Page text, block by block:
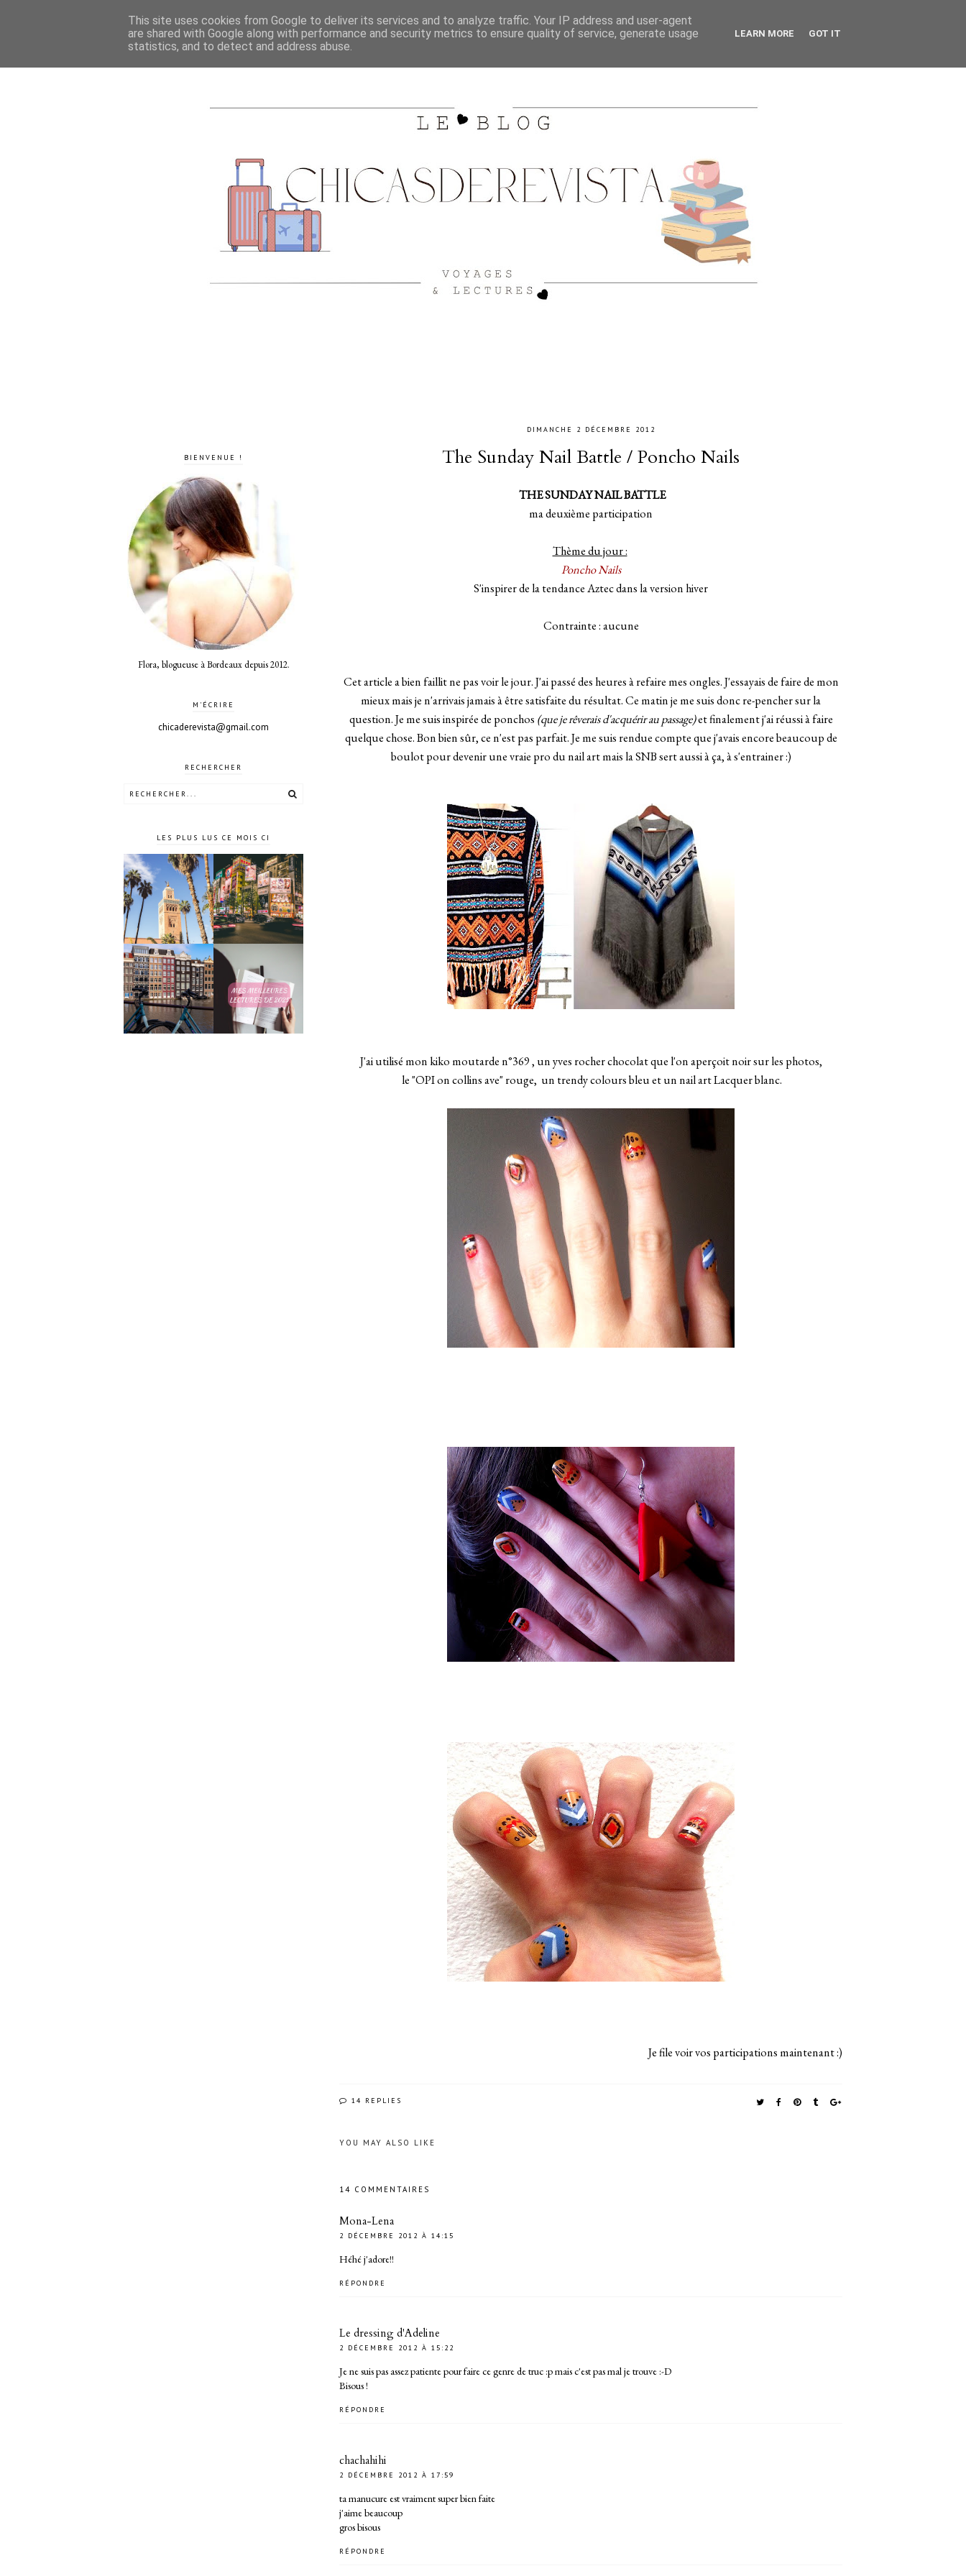
ACCUEIL A PROPOS SHOPPING CITY GUIDE BORDEAUX VOYAGES CATEGORIES
DIMANCHE 2 DÉCEMBRE 2012
The Sunday Nail Battle / Poncho Nails
THE SUNDAY NAIL BATTLE
ma deuxième participation
Thème du jour :
Poncho Nails
S'inspirer de la tendance Aztec dans la version hiver
Contrainte : aucune
Cet article a bien faillit ne pas voir le jour. J'ai passé des heures à refaire mes ongles. J'essayais de faire de mon
mieux mais je n'arrivais jamais à être satisfaite du résultat. Ce matin je me suis donc re-pencher sur la
question. Je me suis inspirée de ponchos (que je rêverais d'acquérir au passage)et finalement j'ai réussi à faire
quelque chose. Bon bien sûr, ce n'est pas parfait. Je me suis rendue compte que j'avais encore beaucoup de
boulot pour devenir une vraie pro du nail art mais la SNB sert aussi à ça, à s'entrainer :)
J'ai utilisé mon kiko moutarde n°369 , un yves rocher chocolat que l'on aperçoit noir sur les photos,
le "OPI on collins ave" rouge, un trendy colours bleu et un nail art Lacquer blanc.
Je file voir vos participations maintenant :)
14 REPLIES
YOU MAY ALSO LIKE
14 COMMENTAIRES
Mona-Lena
2 DÉCEMBRE 2012 À 14:15
Héhé j'adore!!
RÉPONDRE
Le dressing d'Adeline
2 DÉCEMBRE 2012 À 15:22
Je ne suis pas assez patiente pour faire ce genre de truc :p mais c'est pas mal je trouve :-D
Bisous !
RÉPONDRE
chachahihi
2 DÉCEMBRE 2012 À 17:59
ta manucure est vraiment super bien faite
j'aime beaucoup
gros bisous
RÉPONDRE
BIENVENUE !
Flora, blogueuse à Bordeaux depuis 2012.
M'ÉCRIRE
chicaderevista@gmail.com
RECHERCHER
LES PLUS LUS CE MOIS CI
4 jours à
Marrakech
10 jours à
Tokyo au
Japon
4 jours à
Amsterdam
Mes meilleures
lectures de
2025
This site uses cookies from Google to deliver its services and to analyze traffic. Your IP address and user-agent
are shared with Google along with performance and security metrics to ensure quality of service, generate usage
statistics, and to detect and address abuse.
LEARN MORE GOT IT